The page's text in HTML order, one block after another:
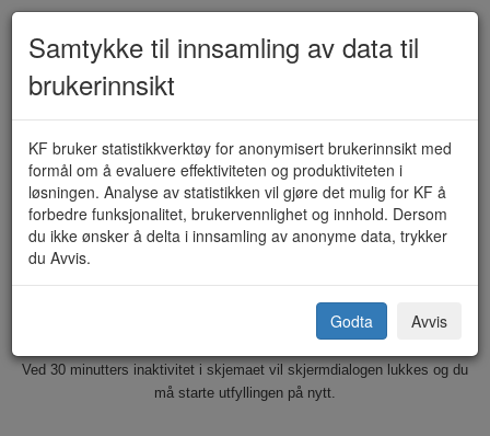
Deling av grunneiendom (KF-
415)
Dette skjemaet sendes elektronisk til kommunen.
Ved 30 minutters inaktivitet i skjemaet vil skjermdialogen lukkes og du
må starte utfyllingen på nytt.
Samtykke til innsamling av data til
brukerinnsikt
KF bruker statistikkverktøy for anonymisert brukerinnsikt med
formål om å evaluere effektiviteten og produktiviteten i
løsningen. Analyse av statistikken vil gjøre det mulig for KF å
forbedre funksjonalitet, brukervennlighet og innhold. Dersom
du ikke ønsker å delta i innsamling av anonyme data, trykker
du Avvis.
Godta Avvis